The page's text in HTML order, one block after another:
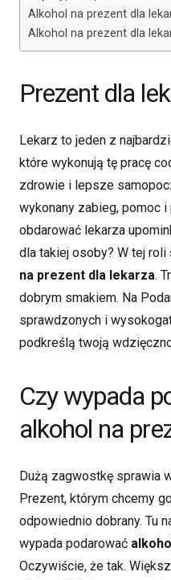
Alkohol na prezent dla
Alkohol na prezent dla
Prezent dla
Lekarz to jeden z
które wykonują tę pracę
zdrowie i lepsze
wykonany zabieg, pomoc
obdarować lekarza
dla takiej osoby? W tej
na prezent dla lekarza.
dobrym smakiem. Na
sprawdzonych i
podkreślą twoją
Czy wypada
alkohol na
Dużą zagwostkę sprawia
Prezent, którym chcemy
odpowiednio dobrany. Tu
wypada podarować
Oczywiście, że tak.